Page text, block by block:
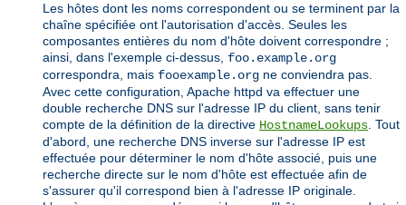
Les hôtes dont les noms correspondent ou se terminent par la
chaîne spécifiée ont l'autorisation d'accès. Seules les
composantes entières du nom d'hôte doivent correspondre ;
ainsi, dans l'exemple ci-dessus, foo.example.org
correspondra, mais fooexample.org ne conviendra pas.
Avec cette configuration, Apache httpd va effectuer une
double recherche DNS sur l'adresse IP du client, sans tenir
compte de la définition de la directive HostnameLookups. Tout
d'abord, une recherche DNS inverse sur l'adresse IP est
effectuée pour déterminer le nom d'hôte associé, puis une
recherche directe sur le nom d'hôte est effectuée afin de
s'assurer qu'il correspond bien à l'adresse IP originale.